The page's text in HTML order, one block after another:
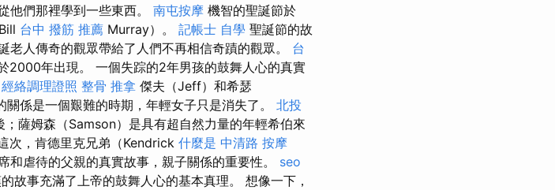
他們那裡學到一些東西。 南屯按摩 機智的聖誕節於
台中 撥筋 推薦 Murray）。 記帳士 自學 聖誕節的故
人傳奇的觀眾帶給了人們不再相信奇蹟的觀眾。 台
2000年出現。 一個失踪的2年男孩的鼓舞人心的真實
經絡調理證照 整骨 推拿 傑夫（Jeff）和希瑟
係是一個艱難的時期，年輕女子只是消失了。 北投
薩姆森（Samson）是具有超自然力量的年輕希伯來
次，肯德里克兄弟（Kendrick 什麼是 中清路 按摩
虐待的父親的真實故事，親子關係的重要性。 seo
故事充滿了上帝的鼓舞人心的基本真理。 想像一下，